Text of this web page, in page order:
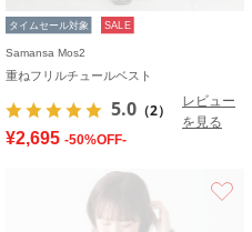
タイムセール対象 SALE
Samansa Mos2
重ねフリルチュールベスト
5.0 （2）
レビュー
を見る
¥2,695 -50%OFF-